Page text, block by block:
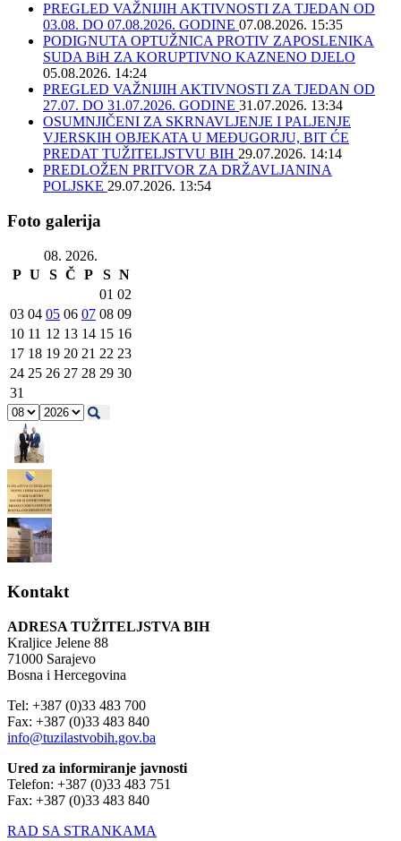
PREGLED VAŽNIJIH AKTIVNOSTI ZA TJEDAN OD
03.08. DO 07.08.2026. GODINE 07.08.2026. 15:35
PODIGNUTA OPTUŽNICA PROTIV ZAPOSLENIKA
SUDA BiH ZA KORUPTIVNO KAZNENO DJELO
05.08.2026. 14:24
PREGLED VAŽNIJIH AKTIVNOSTI ZA TJEDAN OD
27.07. DO 31.07.2026. GODINE 31.07.2026. 13:34
OSUMNJIČENI ZA SKRNAVLJENJE I PALJENJE
VJERSKIH OBJEKATA U MEĐUGORJU, BIT ĆE
PREDAT TUŽITELJSTVU BIH 29.07.2026. 14:14
PREDLOŽEN PRITVOR ZA DRŽAVLJANINA
POLJSKE 29.07.2026. 13:54
Foto galerija
08. 2026.
P U S Č P S N
01 02
03 04 05 06 07 08 09
10 11 12 13 14 15 16
17 18 19 20 21 22 23
24 25 26 27 28 29 30
31
Kontakt
ADRESA TUŽITELJSTVA BIH
Kraljice Jelene 88
71000 Sarajevo
Bosna i Hercegovina
Tel: +387 (0)33 483 700
Fax: +387 (0)33 483 840
info@tuzilastvobih.gov.ba
Ured za informiranje javnosti
Telefon: +387 (0)33 483 751
Fax: +387 (0)33 483 840
RAD SA STRANKAMA